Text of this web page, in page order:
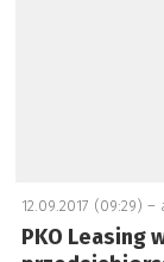
12.09.2017 (09:29) –
PKO Leasing